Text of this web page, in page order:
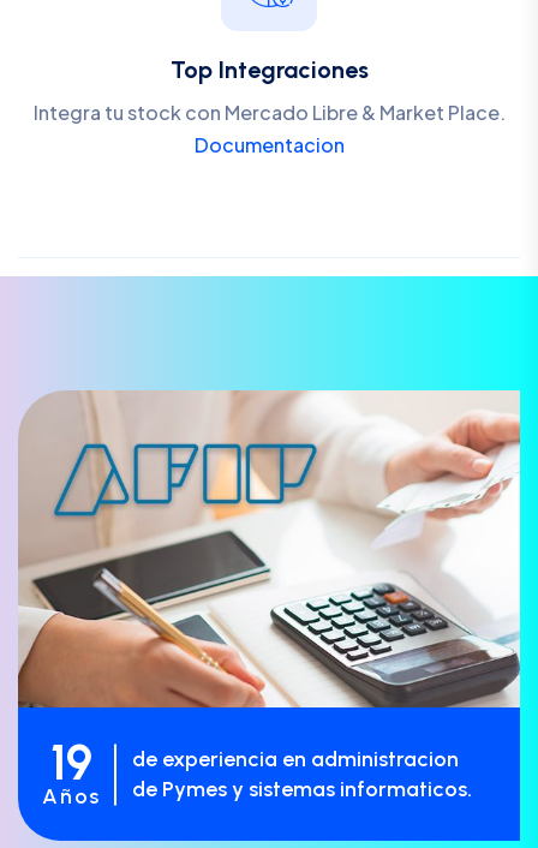
Top Integraciones
Integra tu stock con Mercado Libre & Market Place.
Documentacion
19
Años
de experiencia en administracion
de Pymes y sistemas informaticos.